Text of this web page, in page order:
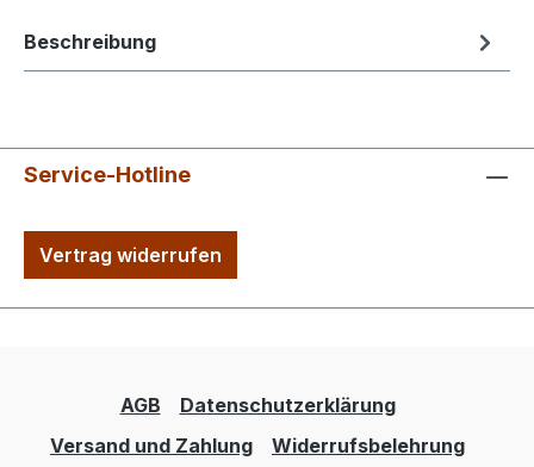
Beschreibung
Service-Hotline
Vertrag widerrufen
AGB
Datenschutzerklärung
Versand und Zahlung
Widerrufsbelehrung